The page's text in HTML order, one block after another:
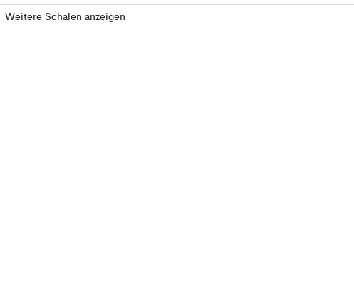
Weitere Schalen anzeigen